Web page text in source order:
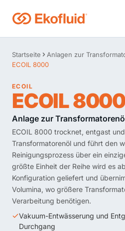
Produkte
Anlagen zur Esteröl-
Anlagen zur
Anlagen zur
Transformator-
Sonderanfertigung
Vor-Ort-Dienstleistungen
Mietlösungen
Ersatzteile & Support
Startseite
Anlagen zur
ECOIL 8000
ECOIL
ECOIL 8000
Anlage zur
ECOIL 8000 trocknet, entgast
Transformatorenöl und führt den
Reinigungsprozess über ein
größte Einheit der Reihe wird es
Konfiguration geliefert und
Volumina, wo größere
Verarbeitung benötigen.
Vakuum-Entwässerung und
Durchgang